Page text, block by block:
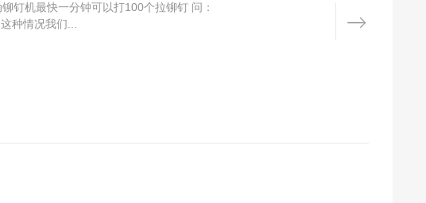
钉机最快一分钟可以打100个拉铆钉 问：
种情况我们...